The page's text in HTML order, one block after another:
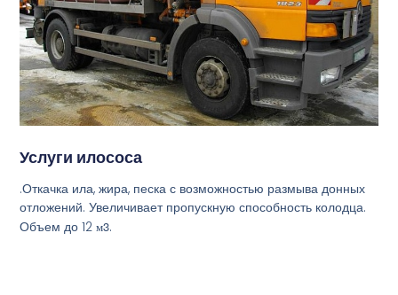
Услуги илососа
.Откачка ила, жира, песка с возможностью размыва донных
отложений. Увеличивает пропускную способность колодца.
Объем до 12м3.